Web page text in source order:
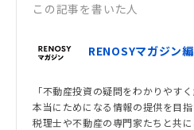
この記事を書いた人
RENOSYマガジン
「不動産投資の疑問をわかりやす
本当にためになる情報の提供を目指
税理士や不動産の専門家たちと共